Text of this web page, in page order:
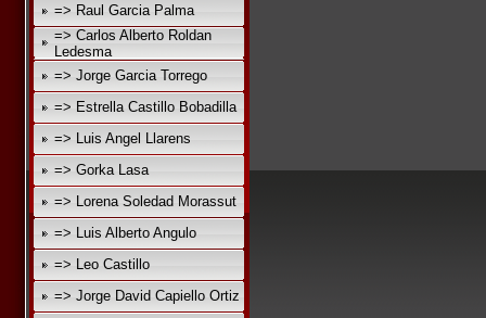
=> Raul Garcia Palma
=> Carlos Alberto Roldan
Ledesma
=> Jorge Garcia Torrego
=> Estrella Castillo Bobadilla
=> Luis Angel Llarens
=> Gorka Lasa
=> Lorena Soledad Morassut
=> Luis Alberto Angulo
=> Leo Castillo
=> Jorge David Capiello Ortiz